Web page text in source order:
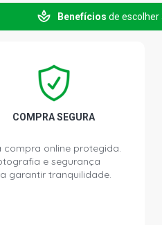
Benefícios de escolher
COMPRA SEGURA
compra online protegida.
e segurança
garantir tranquilidade.